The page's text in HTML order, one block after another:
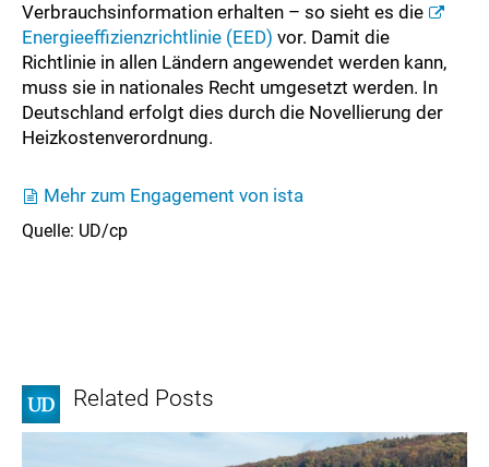
Verbrauchsinformation erhalten – so sieht es die
Energieeffizienzrichtlinie (EED) vor. Damit die
Richtlinie in allen Ländern angewendet werden kann,
muss sie in nationales Recht umgesetzt werden. In
Deutschland erfolgt dies durch die Novellierung der
Heizkostenverordnung.
Mehr zum Engagement von ista
Quelle: UD/cp
Related Posts